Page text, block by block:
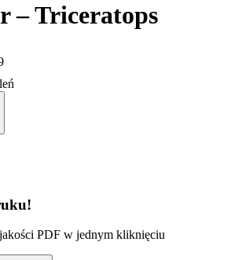
– Triceratops
PDF w jednym kliknięciu